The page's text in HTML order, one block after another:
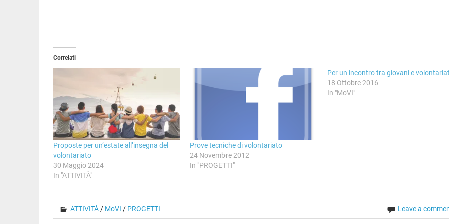
Correlati
Proposte per un’estate all’insegna del
volontariato
30 Maggio 2024
In "ATTIVITÀ"
Prove tecniche di volontariato
24 Novembre 2012
In "PROGETTI"
Per un incontro tra giovani e
18 Ottobre 2016
In "MoVI"
ATTIVITÀ/ MoVI / PROGETTI Leave a